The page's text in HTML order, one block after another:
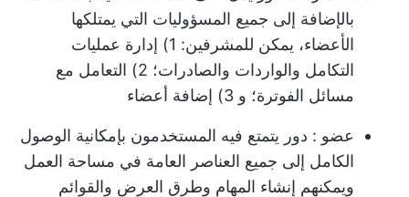
بالإضافة إلى جميع المسؤوليات التي يمتلكها
الأعضاء، يمكن للمشرفين: 1) إدارة عمليات
التكامل والواردات والصادرات؛ 2) التعامل مع
مسائل الفوترة؛ و 3) إضافة أعضاء
عضو : دور يتمتع فيه المستخدمون بإمكانية الوصول
الكامل إلى جميع العناصر العامة في مساحة العمل
ويمكنهم إنشاء المهام وطرق العرض والقوائم